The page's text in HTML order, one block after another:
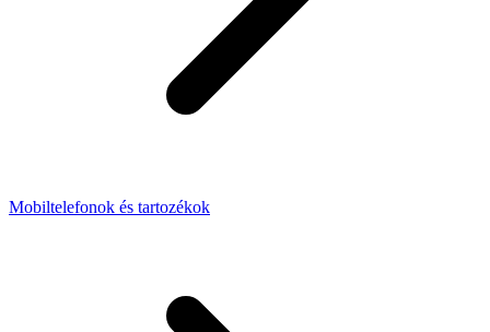
Mobiltelefonok és tartozékok